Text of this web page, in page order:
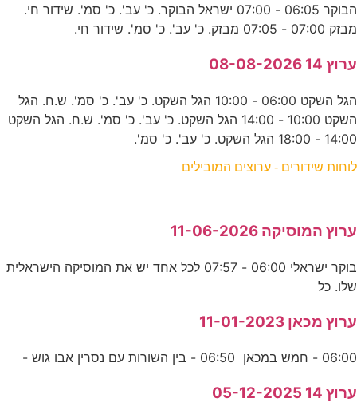
הבוקר 06:05 - 07:00 ישראל הבוקר. כ' עב'. כ' סמ'. שידור חי.
מבזק 07:00 - 07:05 מבזק. כ' עב'. כ' סמ'. שידור חי.
ערוץ 14 08-08-2026
הגל השקט 06:00 - 10:00 הגל השקט. כ' עב'. כ' סמ'. ש.ח. הגל
השקט 10:00 - 14:00 הגל השקט. כ' עב'. כ' סמ'. ש.ח. הגל השקט
14:00 - 18:00 הגל השקט. כ' עב'. כ' סמ'.
לוחות שידורים - ערוצים המובילים
ערוץ המוסיקה 11-06-2026
בוקר ישראלי 06:00 - 07:57 לכל אחד יש את המוסיקה הישראלית
שלו. כל
ערוץ מכאן 11-01-2023
06:00 - חמש במכאן 06:50 - בין השורות עם נסרין אבו גוש -
ערוץ 14 05-12-2025